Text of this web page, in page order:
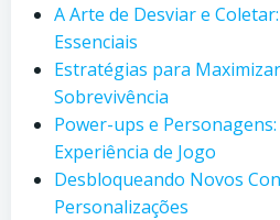
A Arte de Desviar e
Essenciais
Estratégias para
Sobrevivência
Power-ups e
Experiência de Jogo
Desbloqueando Novos
Personalizações